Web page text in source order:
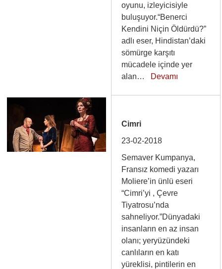
oyunu, izleyicisiyle
buluşuyor.“Benerci
Kendini Niçin Öldürdü?”
adlı eser, Hindistan’daki
sömürge karşıtı
mücadele içinde yer
alan… Devamı
Cimri
23-02-2018
Semaver Kumpanya,
Fransız komedi yazarı
Moliere’in ünlü eseri
“Cimri’yi , Çevre
Tiyatrosu’nda
sahneliyor.”Dünyadaki
insanların en az insan
olanı; yeryüzündeki
canlıların en katı
yüreklisi, pintilerin en